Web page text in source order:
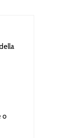
o